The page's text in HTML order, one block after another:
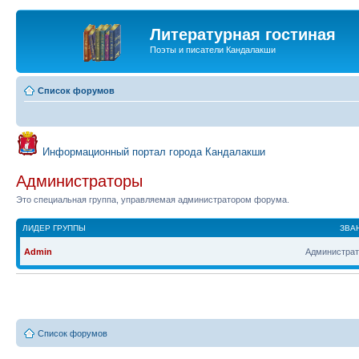
Литературная гостиная
Поэты и писатели Кандалакши
Список форумов
Информационный портал города Кандалакши
Администраторы
Это специальная группа, управляемая администратором форума.
ЛИДЕР ГРУППЫ
Admin
Список форумов